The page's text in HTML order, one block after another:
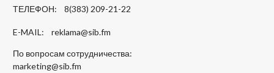
ТЕЛЕФОН: 8(383) 209-21-22
E-MAIL: reklama@sib.fm
По вопросам сотрудничества:
marketing@sib.fm